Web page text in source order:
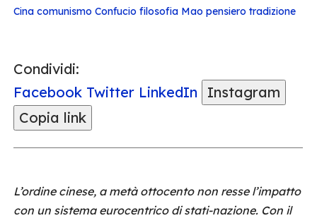
Cina comunismo Confucio filosofia Mao pensiero tradizione
Condividi:
Facebook Twitter LinkedIn
Instagram
Copia link
L’ordine cinese, a metà ottocento non resse l’impatto
con un sistema eurocentrico di stati-nazione. Con il